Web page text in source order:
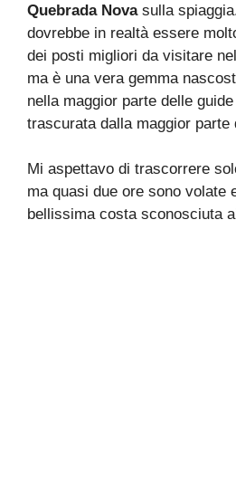
Quebrada Novasulla
dovrebbe in realtà essere
dei posti migliori da visitare
ma è una vera gemma
nella maggior parte delle
trascurata dalla maggior parte
Mi aspettavo di trascorrere
ma quasi due ore sono volate
bellissima costa sconosciuta